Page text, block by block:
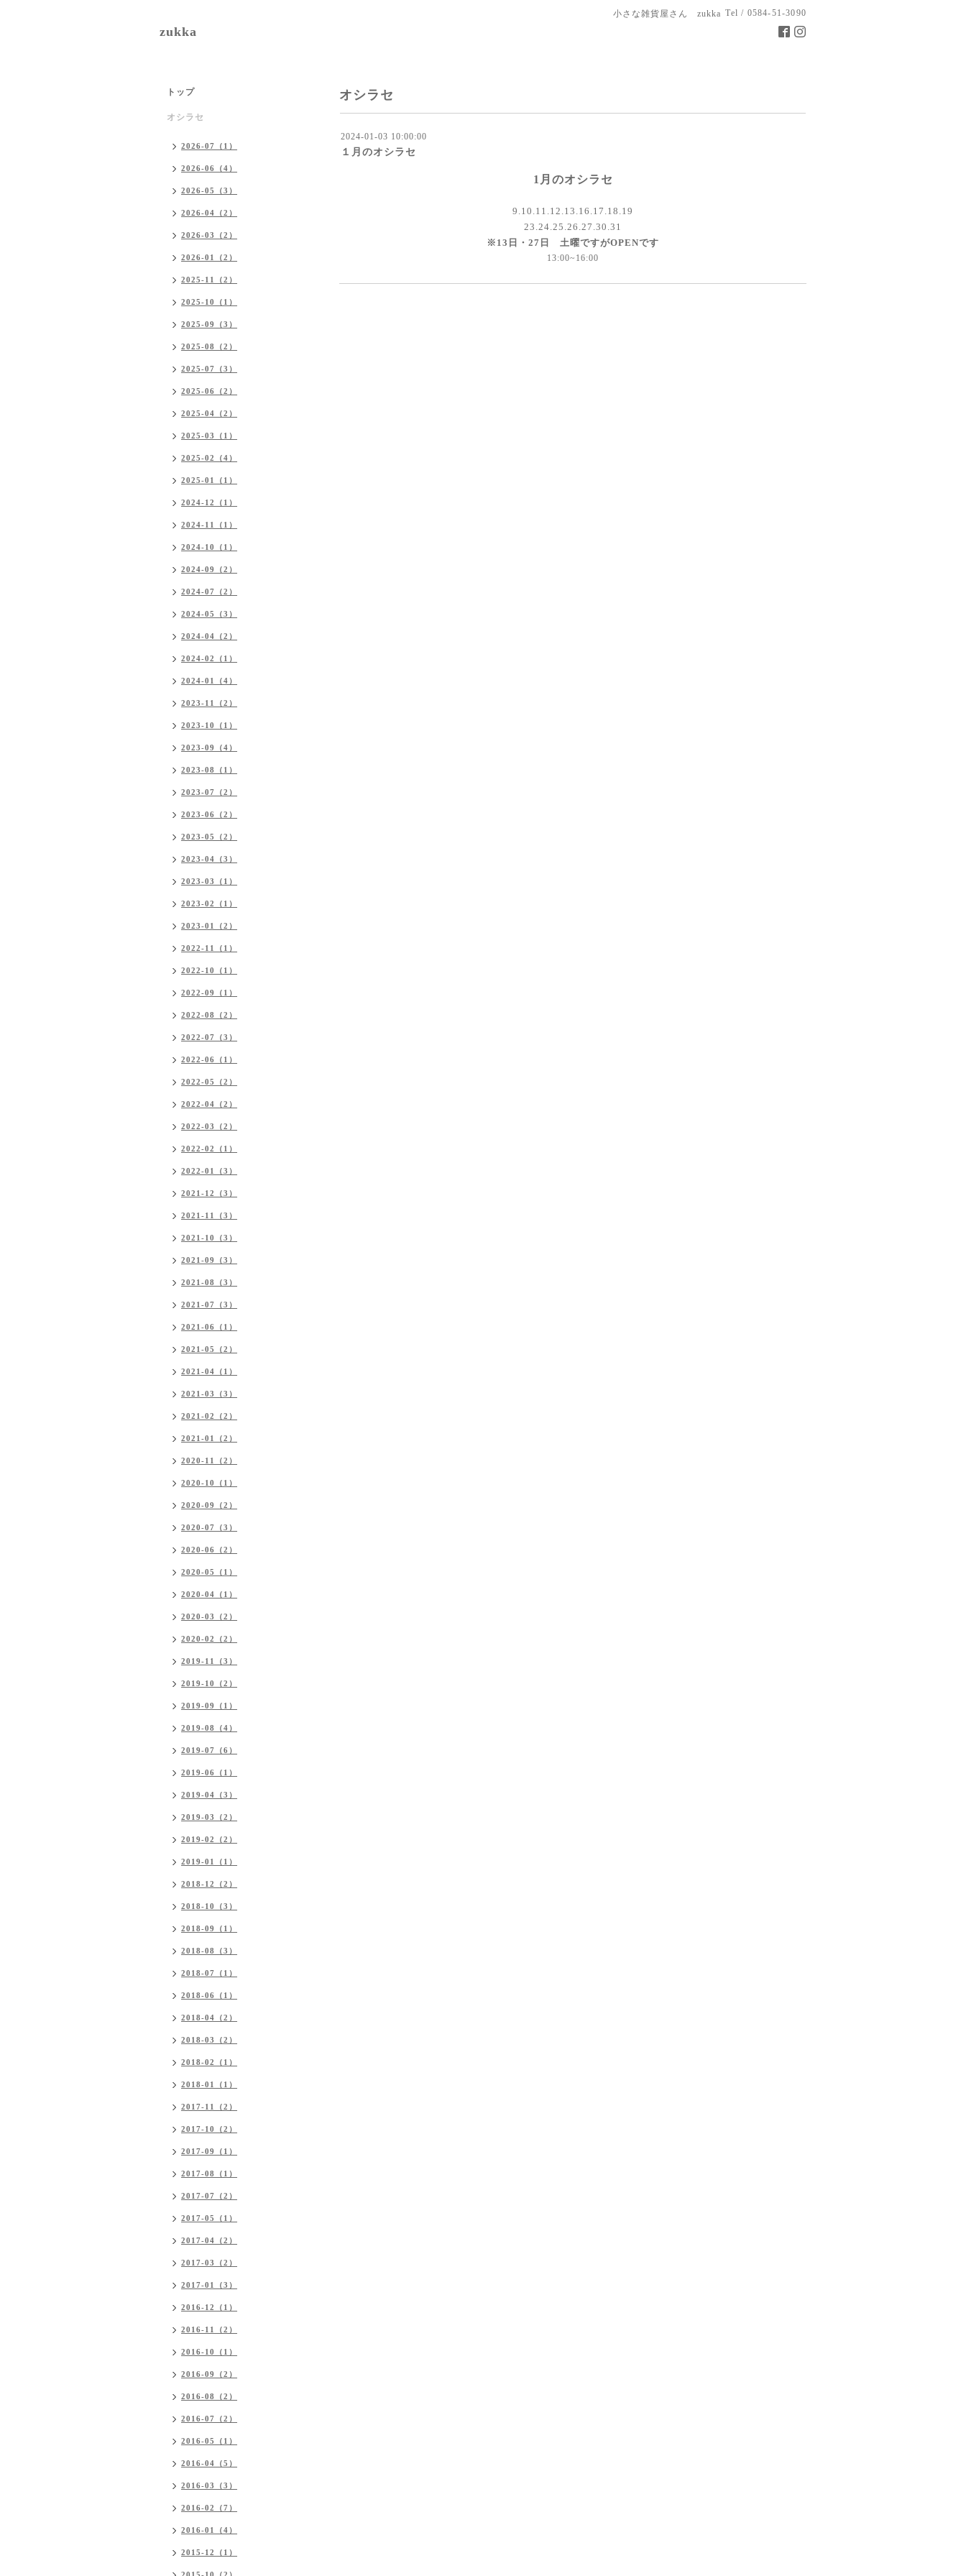
小さな雑貨屋さん zukka Tel / 0584-51-3090
zukka
オシラセ
2024-01-03 10:00:00
１月のオシラセ
1月のオシラセ
9.10.11.12.13.16.17.18.19
23.24.25.26.27.30.31
※13日・27日 土曜ですがOPENです
13:00~16:00
トップ
オシラセ
2026-07（1）
2026-06（4）
2026-05（3）
2026-04（2）
2026-03（2）
2026-01（2）
2025-11（2）
2025-10（1）
2025-09（3）
2025-08（2）
2025-07（3）
2025-06（2）
2025-04（2）
2025-03（1）
2025-02（4）
2025-01（1）
2024-12（1）
2024-11（1）
2024-10（1）
2024-09（2）
2024-07（2）
2024-05（3）
2024-04（2）
2024-02（1）
2024-01（4）
2023-11（2）
2023-10（1）
2023-09（4）
2023-08（1）
2023-07（2）
2023-06（2）
2023-05（2）
2023-04（3）
2023-03（1）
2023-02（1）
2023-01（2）
2022-11（1）
2022-10（1）
2022-09（1）
2022-08（2）
2022-07（3）
2022-06（1）
2022-05（2）
2022-04（2）
2022-03（2）
2022-02（1）
2022-01（3）
2021-12（3）
2021-11（3）
2021-10（3）
2021-09（3）
2021-08（3）
2021-07（3）
2021-06（1）
2021-05（2）
2021-04（1）
2021-03（3）
2021-02（2）
2021-01（2）
2020-11（2）
2020-10（1）
2020-09（2）
2020-07（3）
2020-06（2）
2020-05（1）
2020-04（1）
2020-03（2）
2020-02（2）
2019-11（3）
2019-10（2）
2019-09（1）
2019-08（4）
2019-07（6）
2019-06（1）
2019-04（3）
2019-03（2）
2019-02（2）
2019-01（1）
2018-12（2）
2018-10（3）
2018-09（1）
2018-08（3）
2018-07（1）
2018-06（1）
2018-04（2）
2018-03（2）
2018-02（1）
2018-01（1）
2017-11（2）
2017-10（2）
2017-09（1）
2017-08（1）
2017-07（2）
2017-05（1）
2017-04（2）
2017-03（2）
2017-01（3）
2016-12（1）
2016-11（2）
2016-10（1）
2016-09（2）
2016-08（2）
2016-07（2）
2016-05（1）
2016-04（5）
2016-03（3）
2016-02（7）
2016-01（4）
2015-12（1）